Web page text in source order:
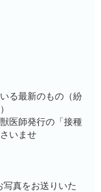
最新のもの（紛
師発行の「接種
いませ
真をお送りいた